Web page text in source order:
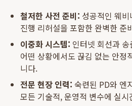
철저한 사전 준비: 성공적인 웨
진행 리허설을 포함한 완벽한 준
이중화 시스템: 인터넷 회선과
어떤 상황에서도 끊김 없는 안정
니다.
전문 현장 인력: 숙련된 PD와 엔
모든 기술적, 운영적 변수에 실